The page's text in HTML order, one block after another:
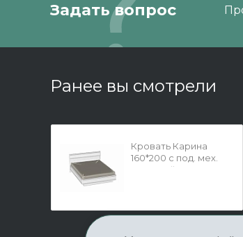
Задать вопрос
Ранее вы смотрели
Кровать Карина
160*200 с под. мех.
Снежный Ясень